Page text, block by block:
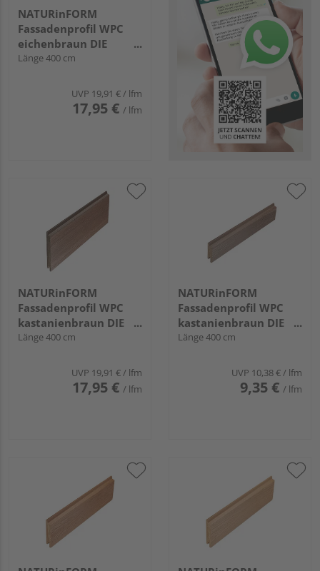
NATURinFORM
Fassadenprofil WPC
eichenbraun DIE
GESTALTENDE
Länge 400 cm
UVP 19,91 € / lfm
17,95 € / lfm
NATURinFORM
Fassadenprofil WPC
kastanienbraun DIE
GESTALTENDE
Länge 400 cm
UVP 19,91 €/ lfm
17,95 € / lfm
NATURinFORM
Fassadenprofil WPC
kastanienbraun DIE
GESTALTENDE -
Länge 400 cm
UVP 10,38 €/ lfm
9,35 € / lfm